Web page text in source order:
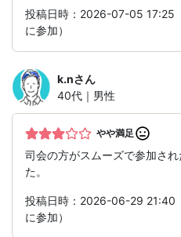
投稿日時：2026-07-05 17:25
に参加）
k.nさん
40代｜男性
やや満足
司会の方がスムーズで参加さ
た。
投稿日時：2026-06-29 21:40
に参加）